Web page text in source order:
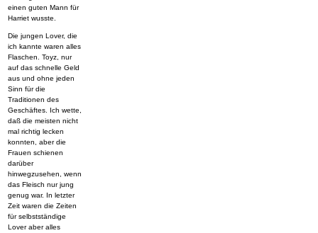
einen guten Mann für
Harriet wusste.
Die jungen Lover, die
ich kannte waren alles
Flaschen. Toyz, nur
auf das schnelle Geld
aus und ohne jeden
Sinn für die
Traditionen des
Geschäftes. Ich wette,
daß die meisten nicht
mal richtig lecken
konnten, aber die
Frauen schienen
darüber
hinwegzusehen, wenn
das Fleisch nur jung
genug war. In letzter
Zeit waren die Zeiten
für selbstständige
Lover aber alles